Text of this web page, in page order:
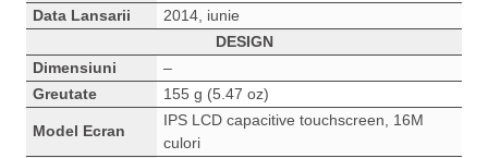
Data Lansarii
2014, iunie
DESIGN
Dimensiuni
–
Greutate
155 g (5.47 oz)
Model Ecran
IPS LCD capacitive touchscreen, 16M
culori